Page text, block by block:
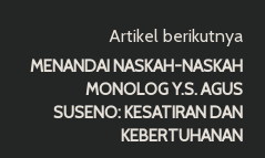
Artikel berikutnya
MENANDAI NASKAH-NASKAH
MONOLOG Y.S. AGUS
SUSENO: KESATIRAN DAN
KEBERTUHANAN